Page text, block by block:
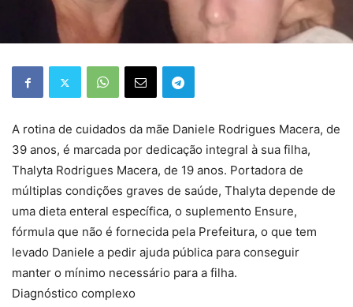
A rotina de cuidados da mãe Daniele Rodrigues Macera, de
39 anos, é marcada por dedicação integral à sua filha,
Thalyta Rodrigues Macera, de 19 anos. Portadora de
múltiplas condições graves de saúde, Thalyta depende de
uma dieta enteral específica, o suplemento Ensure,
fórmula que não é fornecida pela Prefeitura, o que tem
levado Daniele a pedir ajuda pública para conseguir
manter o mínimo necessário para a filha.
Diagnóstico complexo